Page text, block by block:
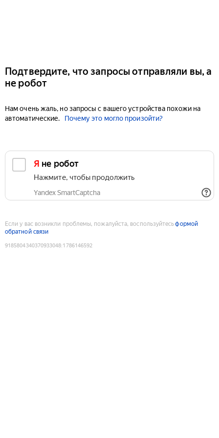
Подтвердите, что запросы отправляли вы, а
не робот
Нам очень жаль, но запросы с вашего устройства похожи на
автоматические.
Почему это могло произойти?
Я не робот
Нажмите, чтобы продолжить
Yandex SmartCaptcha
Если у вас возникли проблемы, пожалуйста, воспользуйтесьформой
обратной связи
9185804340370933048:1786146592